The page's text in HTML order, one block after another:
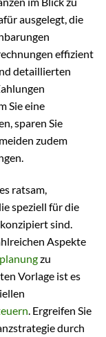
ausgelegt, die
effizient
detaillierten
Sie eine
sparen Sie
zudem
ratsam,
speziell für die
sind.
Aspekte
zu
Vorlage ist es
. Ergreifen Sie
durch